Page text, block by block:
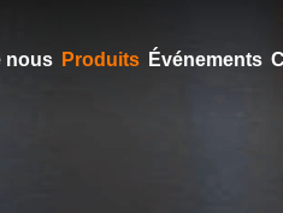
nous Produits Événements